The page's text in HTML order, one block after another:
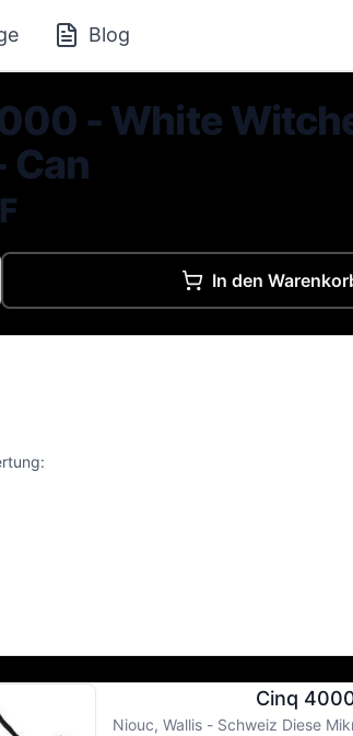
Blog
- White
Can
In den
:
Cinq
Niouc, Wallis - Schweiz Diese